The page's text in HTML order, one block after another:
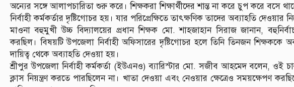
অন্যের সঙ্গে আলাপচারিতা শুরু করে। শিক্ষকরা শিক্ষার্থীদের শান্ত না করে চুপ করে বসে
নির্বাহী কর্মকর্তার দৃষ্টিগোচর হয়। যার পরিপ্রেক্ষিতে তাৎক্ষণিক তাদের অব্যাহতি দেওয়ার
মাওনা বহুমুখী উচ্চ বিদ্যালয়ের প্রধান শিক্ষক মো. শাহজাহান সিরাজ জানান,
করছিল। বিষয়টি উপজেলা নির্বাহী অফিসারের দৃষ্টিগোচর হলে তিনি তিনজন শিক্ষককে
দায়িত্ব থেকে অব্যাহতি দেওয়া হয়।
শ্রীপুর উপজেলা নির্বাহী কর্মকর্তা (ইউএনও) ব্যারিস্টার মো. সজীব আহমেদ বলেন, ওই
ক্লাস নিয়ন্ত্রণ করতে পারছিলেন না। খাতা দেওয়া এবং নেওয়ার ক্ষেত্রেও সময়ক্ষেপণ